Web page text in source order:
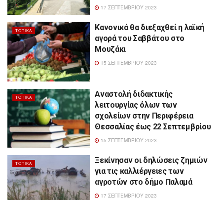
17 ΣΕΠΤΕΜΒΡΊΟΥ 2023
ΤΟΠΙΚΆ
Κανονικά θα διεξαχθεί η λαϊκή
αγορά του Σαββάτου στο
Μουζάκι
15 ΣΕΠΤΕΜΒΡΊΟΥ 2023
ΤΟΠΙΚΆ
Αναστολή διδακτικής
λειτουργίας όλων των
σχολείων στην Περιφέρεια
Θεσσαλίας έως 22 Σεπτεμβρίου
15 ΣΕΠΤΕΜΒΡΊΟΥ 2023
ΤΟΠΙΚΆ
Ξεκίνησαν οι δηλώσεις ζημιών
για τις καλλιέργειες των
αγροτών στο δήμο Παλαμά
17 ΣΕΠΤΕΜΒΡΊΟΥ 2023